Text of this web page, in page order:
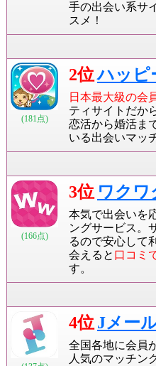
手の出会い系サ
スメ！
(181点)
2位ハッピ
日本最大級の会
ティサイトだか
恋活から婚活ま
いる出会いマッ
(166点)
3位 ワクワ
本気で出会いを
ングサービス。
るので安心して
会えると 口コミ
す。
4位 Jメー
全国各地に会員
人気のマッチン